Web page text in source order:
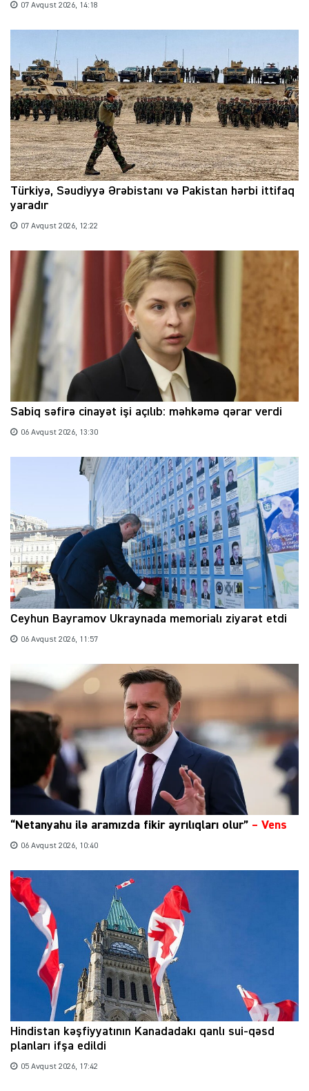
07 Avqust 2026, 14:18
Türkiyə, Səudiyyə Ərəbistanı və Pakistan hərbi ittifaq
yaradır
07 Avqust 2026, 12:22
Sabiq səfirə cinayət işi açılıb: məhkəmə qərar verdi
06 Avqust 2026, 13:30
Ceyhun Bayramov Ukraynada memorialı ziyarət etdi
06 Avqust 2026, 11:57
“Netanyahu ilə aramızda fikir ayrılıqları olur” – Vens
06 Avqust 2026, 10:40
Hindistan kəşfiyyatının Kanadadakı qanlı sui-qəsd
planları ifşa edildi
05 Avqust 2026, 17:42